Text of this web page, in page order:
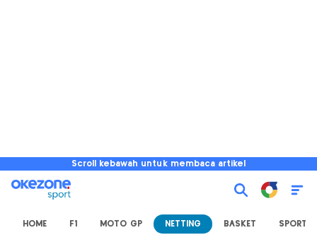
Scroll kebawah untuk membaca artikel
HOME F1 MOTO GP NETTING BASKET SPORT